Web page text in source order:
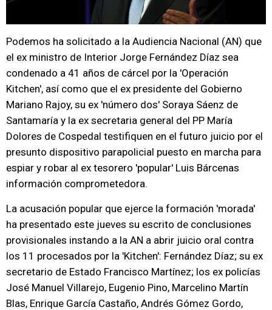
Podemos ha solicitado a la Audiencia Nacional (AN) que
el ex ministro de Interior Jorge Fernández Díaz sea
condenado a 41 años de cárcel por la 'Operación
Kitchen', así como que el ex presidente del Gobierno
Mariano Rajoy, su ex 'número dos' Soraya Sáenz de
Santamaría y la ex secretaria general del PP María
Dolores de Cospedal testifiquen en el futuro juicio por el
presunto dispositivo parapolicial puesto en marcha para
espiar y robar al ex tesorero 'popular' Luis Bárcenas
información comprometedora.
La acusación popular que ejerce la formación 'morada'
ha presentado este jueves su escrito de conclusiones
provisionales instando a la AN a abrir juicio oral contra
los 11 procesados por la 'Kitchen': Fernández Díaz; su ex
secretario de Estado Francisco Martínez; los ex policías
José Manuel Villarejo, Eugenio Pino, Marcelino Martín
Blas, Enrique García Castaño, Andrés Gómez Gordo,